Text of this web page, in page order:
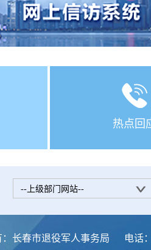
热点回
--上级部门网站--
：长春市退役军人事务局
电话